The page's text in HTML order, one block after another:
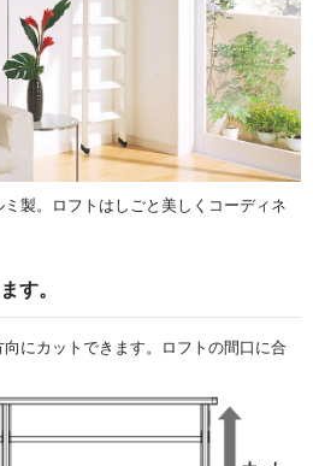
製。ロフトはしごと美しくコーディネ
す。
にカットできます。ロフトの間口に合